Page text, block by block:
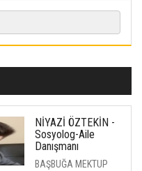
NİYAZİ ÖZTEKİN -
Sosyolog-Aile
Danışmanı
BAŞBUĞA MEKTUP